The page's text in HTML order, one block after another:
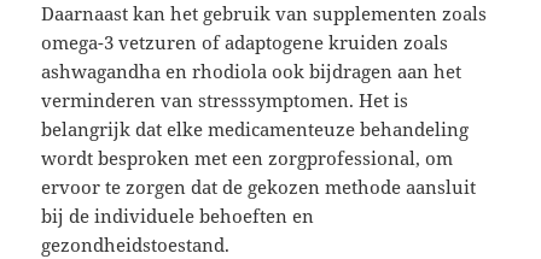
Daarnaast kan het gebruik van supplementen zoals
omega-3 vetzuren of adaptogene kruiden zoals
ashwagandha en rhodiola ook bijdragen aan het
verminderen van stresssymptomen. Het is
belangrijk dat elke medicamenteuze behandeling
wordt besproken met een zorgprofessional, om
ervoor te zorgen dat de gekozen methode aansluit
bij de individuele behoeften en
gezondheidstoestand.